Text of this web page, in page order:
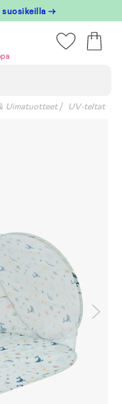
suosikeilla →
Uimatuotteet UV-teltat